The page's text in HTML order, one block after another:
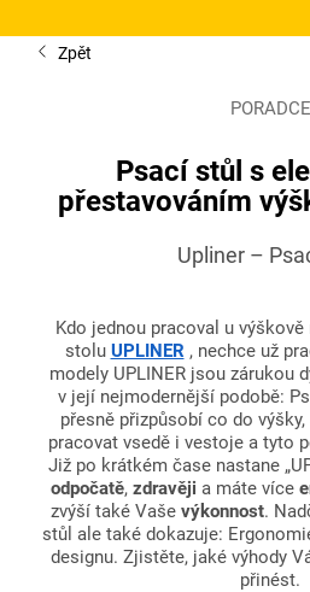
Zpět
PORADCE
Psací stůl s
přestavováním
Upliner –
Kdo jednou pracoval u
stolu UPLINER , nechce už
modely UPLINER jsou zárukou
v její nejmodernější podobě:
přesně přizpůsobí co do
pracovat vsedě i vestoje a tyto
Již po krátkém čase nastane
odpočatě, zdravěji a máte více
zvýší také Vaše výkonnost.
stůl ale také dokazuje:
designu. Zjistěte, jaké výhody
přinést.